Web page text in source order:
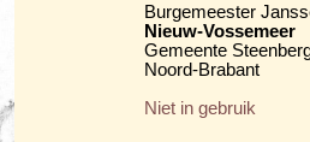
Burgemeester
Nieuw-Vossemeer
Gemeente
Noord-Brabant
Niet in gebruik